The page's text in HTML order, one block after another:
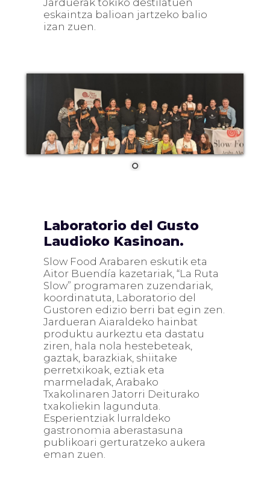
Jarduerak tokiko destilatuen
eskaintza balioan jartzeko balio
izan zuen.
Laboratorio del Gusto
Laudioko Kasinoan.
Slow Food Arabaren eskutik eta
Aitor Buendía kazetariak, “La Ruta
Slow” programaren zuzendariak,
koordinatuta, Laboratorio del
Gustoren edizio berri bat egin zen.
Jardueran Aiaraldeko hainbat
produktu aurkeztu eta dastatu
ziren, hala nola hestebeteak,
gaztak, barazkiak, shiitake
perretxikoak, eztiak eta
marmeladak, Arabako
Txakolinaren Jatorri Deiturako
txakoliekin lagunduta.
Esperientziak lurraldeko
gastronomia aberastasuna
publikoari gerturatzeko aukera
eman zuen.